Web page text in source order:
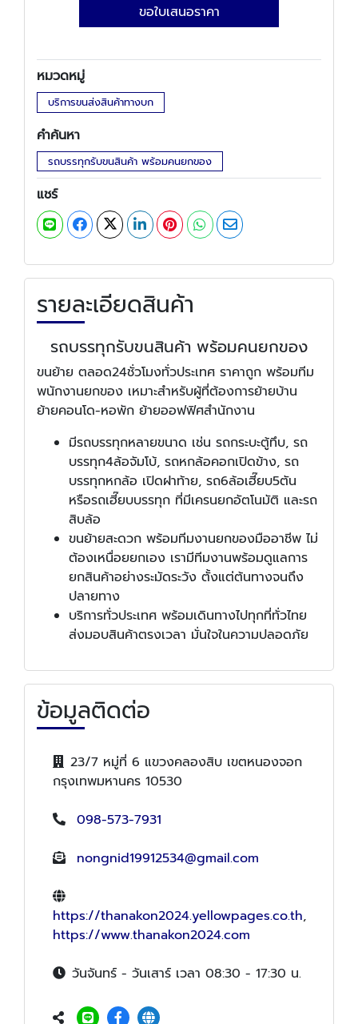
ขอใบเสนอราคา
หมวดหมู่
บริการขนส่งสินค้าทางบก
คำค้นหา
รถบรรทุกรับขนสินค้า พร้อมคนยกของ
แชร์
รายละเอียดสินค้า
รถบรรทุกรับขนสินค้า พร้อมคนยกของ
ขนย้าย ตลอด24ชั่วโมงทั่วประเทศ ราคาถูก พร้อมทีม
พนักงานยกของ เหมาะสำหรับผู้ที่ต้องการย้ายบ้าน
ย้ายคอนโด-หอพัก ย้ายออฟฟิศสำนักงาน
มีรถบรรทุกหลายขนาด เช่น รถกระบะตู้ทึบ, รถ
บรรทุก4ล้อจัมโบ้, รถหกล้อคอกเปิดข้าง, รถ
บรรทุกหกล้อ เปิดฝาท้าย, รถ6ล้อเฮี๊ยบ5ตัน
หรือรถเฮี๊ยบบรรทุก ที่มีเครนยกอัตโนมัติ และรถ
สิบล้อ
ขนย้ายสะดวก พร้อมทีมงานยกของมืออาชีพ ไม่
ต้องเหนื่อยยกเอง เรามีทีมงานพร้อมดูแลการ
ยกสินค้าอย่างระมัดระวัง ตั้งแต่ต้นทางจนถึง
ปลายทาง
บริการทั่วประเทศ พร้อมเดินทางไปทุกที่ทั่วไทย
ส่งมอบสินค้าตรงเวลา มั่นใจในความปลอดภัย
ข้อมูลติดต่อ
23/7 หมู่ที่ 6 แขวงคลองสิบ เขตหนองจอก
กรุงเทพมหานคร 10530
098-573-7931
nongnid19912534@gmail.com
https://thanakon2024.yellowpages.co.th,
https://www.thanakon2024.com
วันจันทร์ - วันเสาร์ เวลา 08:30 - 17:30 น.